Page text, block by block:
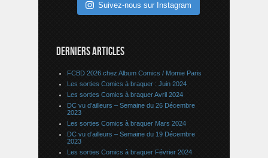
Suivez-nous sur Instagram
DERNIERS ARTICLES
FCBD 2026 chez Album Comics / Momie Paris
Les sorties Comics à braquer : Juin 2024
Les sorties Comics à braquer Avril 2024
DC vu d’ailleurs – Semaine du 26 Décembre
2023
Les sorties Comics à braquer Mars 2024
DC vu d’ailleurs – Semaine du 19 Décembre
2023
Les sorties Comics à braquer Février 2024